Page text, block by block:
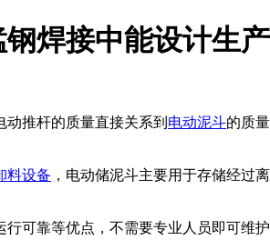
焊接中能设计生
动推杆的质量直接关系到 电动泥斗的质
料设备 ，电动储泥斗主要用于存储经过
可靠等优点，不需要专业人员即可维护